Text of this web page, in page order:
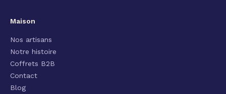
Maison
Nos artisans
Notre histoire
Coffrets B2B
Contact
Blog